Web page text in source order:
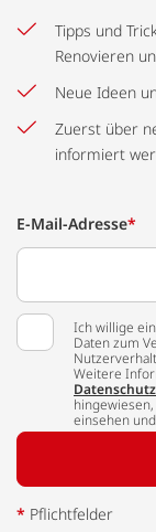
Tipps und
Renovieren
Neue Ideen
Zuerst über
informiert
E-Mail-Adresse*
Ich willige
Daten zum
Weitere
einsehen
* Pflichtfelder